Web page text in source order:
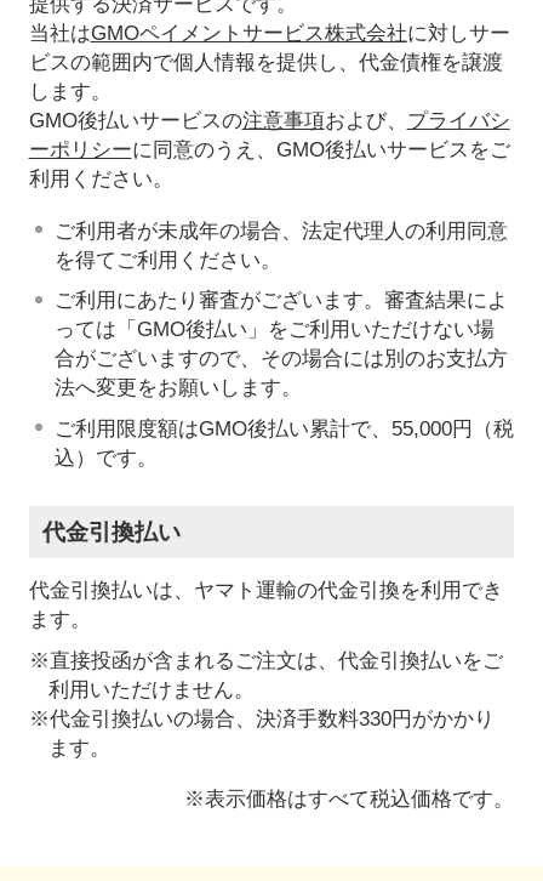
当社はGMOペイメントサービス株式会社に対しサー
ビスの範囲内で個人情報を提供し、代金債権を譲渡
します。
GMO後払いサービスの注意事項および、 プライバシ
ーポリシーに同意のうえ、GMO後払いサービスをご
利用ください。
ご利用者が未成年の場合、法定代理人の利用同意
を得てご利用ください。
ご利用にあたり審査がございます。審査結果によ
っては「GMO後払い」をご利用いただけない場
合がございますので、その場合には別のお支払方
法へ変更をお願いします。
ご利用限度額はGMO後払い累計で、55,000円（税
込）です。
代金引換払い
代金引換払いは、ヤマト運輸の代金引換を利用でき
ます。
※直接投函が含まれるご注文は、代金引換払いをご
利用いただけません。
※代金引換払いの場合、決済手数料330円がかかり
ます。
※表示価格はすべて税込価格です。